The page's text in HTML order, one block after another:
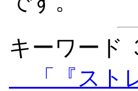
キーワード
「『スト